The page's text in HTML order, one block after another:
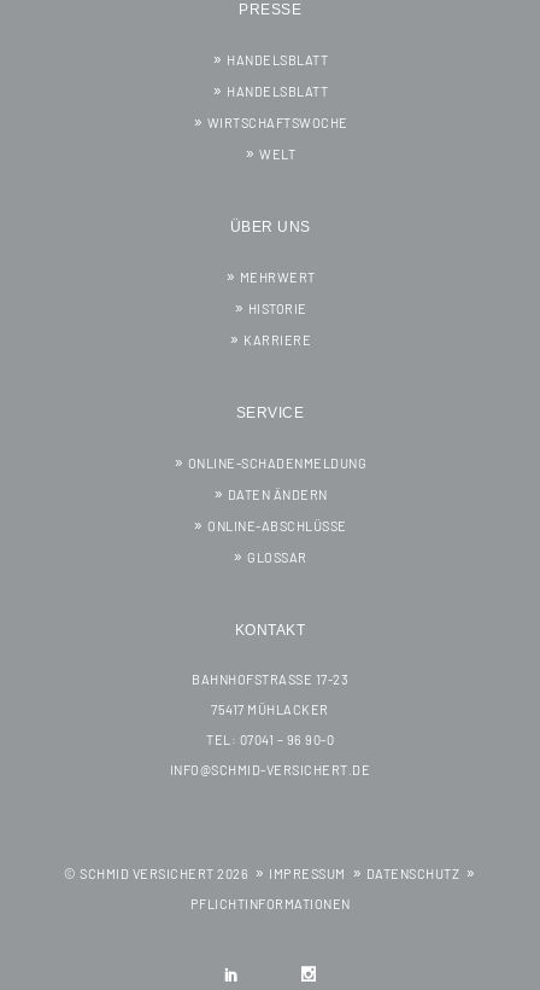
PRESSE
HANDELSBLATT
HANDELSBLATT
WIRTSCHAFTSWOCHE
WELT
ÜBER UNS
MEHRWERT
HISTORIE
KARRIERE
SERVICE
ONLINE-SCHADENMELDUNG
DATEN ÄNDERN
ONLINE-ABSCHLÜSSE
GLOSSAR
KONTAKT
BAHNHOFSTRASSE 17-23
75417 MÜHLACKER
TEL: 07041 – 96 90-0
INFO@SCHMID-VERSICHERT.DE
© SCHMID VERSICHERT 2026 IMPRESSUM
DATENSCHUTZ
PFLICHTINFORMATIONEN